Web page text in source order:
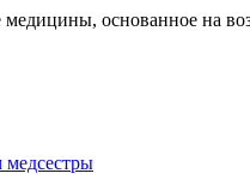
основанное на
медсестры